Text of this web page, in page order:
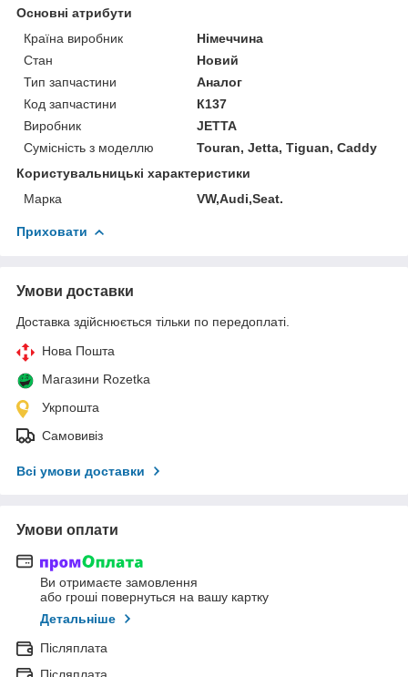
Основні атрибути
Країна виробник
Німеччина
Стан
Новий
Тип запчастини
Аналог
Код запчастини
К137
Виробник
JETTA
Сумісність з моделлю
Touran, Jetta, Tiguan, Caddy
Користувальницькі характеристики
Марка
VW,Audi,Seat.
Приховати
Умови доставки
Доставка здійснюється тільки по передоплаті.
Нова Пошта
Магазини Rozetka
Укрпошта
Самовивіз
Всі умови доставки
Умови оплати
Ви отримаєте замовлення
або гроші повернуться на вашу картку
Детальніше
Післяплата